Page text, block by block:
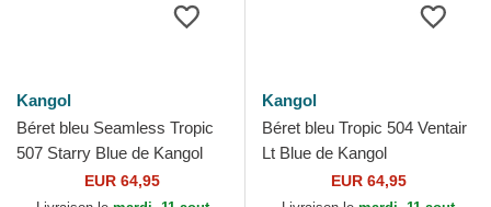
Kangol
Béret bleu Seamless Tropic
507 Starry Blue de Kangol
EUR 64,95
Kangol
Béret bleu Tropic 504 Ventair
Lt Blue de Kangol
EUR 64,95